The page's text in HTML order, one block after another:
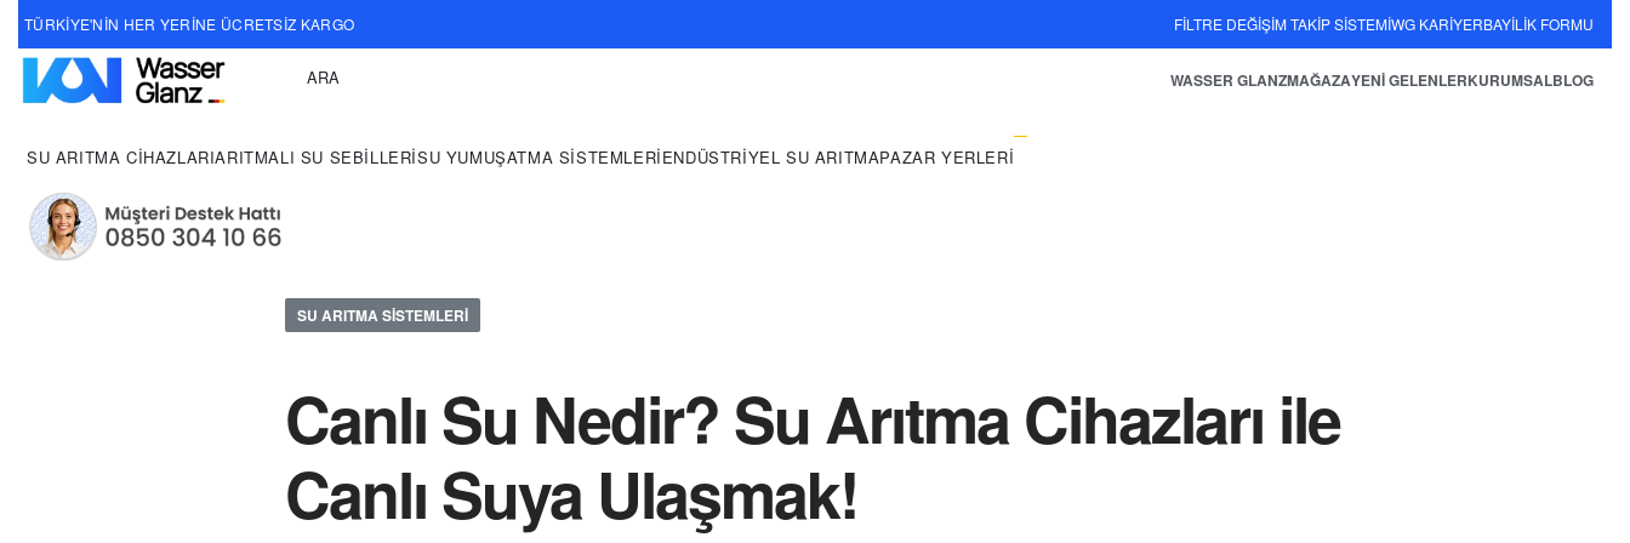
TÜRKİYE'NİN HER YERİNE ÜCRETSİZ KARGO FİLTRE DEĞİŞİM TAKİP SİSTEMİWG KARİYERBAYİLİK FORMU
ARA WASSER GLANZMAĞAZAYENİ GELENLERKURUMSALBLOG
SU ARITMA CIHAZLARIARITMALI SU SEBILLERISU YUMUŞATMA SISTEMLERIENDÜSTRIYEL SU ARITMAPAZAR YERLERI
SU ARITMA SISTEMLERI
Canlı Su Nedir? Su Arıtma Cihazları ile
Canlı Suya Ulaşmak!